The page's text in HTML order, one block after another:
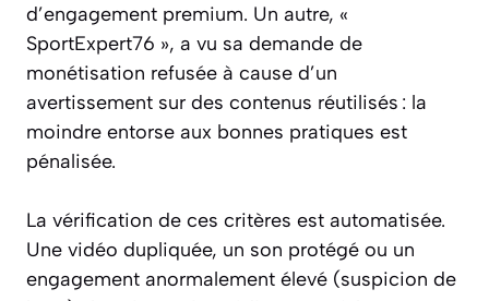
d’engagement premium. Un autre, «
SportExpert76 », a vu sa demande de
monétisation refusée à cause d’un
avertissement sur des contenus réutilisés : la
moindre entorse aux bonnes pratiques est
pénalisée.
La vérification de ces critères est automatisée.
Une vidéo dupliquée, un son protégé ou un
engagement anormalement élevé (suspicion de